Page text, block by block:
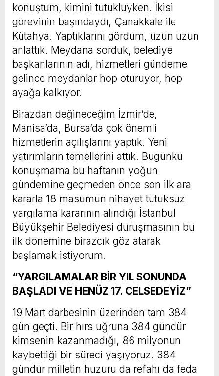
konuştum, kimini tutukluyken. İkisi
görevinin başındaydı, Çanakkale ile
Kütahya. Yaptıklarını gördüm, uzun uzun
anlattık. Meydana sorduk, belediye
başkanlarının adı, hizmetleri gündeme
gelince meydanlar hop oturuyor, hop
ayağa kalkıyor.
Birazdan değineceğim İzmir’de,
Manisa’da, Bursa’da çok önemli
hizmetlerin açılışlarını yaptık. Yeni
yatırımların temellerini attık. Bugünkü
konuşmama bu haftanın yoğun
gündemine geçmeden önce son ilk ara
kararla 18 masumun nihayet tutuksuz
yargılama kararının alındığı İstanbul
Büyükşehir Belediyesi duruşmasının bu
ilk dönemine birazcık göz atarak
başlamak istiyorum.
“YARGILAMALAR BİR YIL SONUNDA
BAŞLADI VE HENÜZ 17. CELSEDEYİZ”
19 Mart darbesinin üzerinden tam 384
gün geçti. Bir hırs uğruna 384 gündür
kimsenin kazanmadığı, 86 milyonun
kaybettiği bir süreci yaşıyoruz. 384
gündür milletin huzuru da refahı da feda